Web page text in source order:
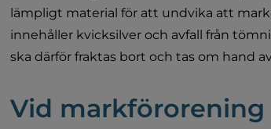
lämpligt material för att undvika att
innehåller kvicksilver och avfall från
ska därför fraktas bort och tas om hand
Vid markförorening